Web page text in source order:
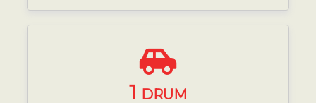
1 DRUM